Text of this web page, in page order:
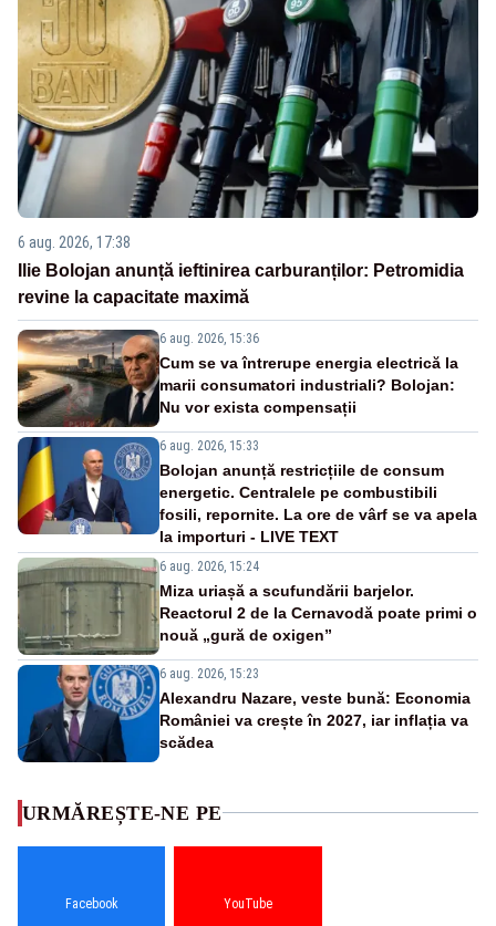
6 aug. 2026, 17:38
Ilie Bolojan anunță ieftinirea carburanților: Petromidia
revine la capacitate maximă
6 aug. 2026, 15:36
Cum se va întrerupe energia electrică la
marii consumatori industriali? Bolojan:
Nu vor exista compensații
6 aug. 2026, 15:33
Bolojan anunță restricțiile de consum
energetic. Centralele pe combustibili
fosili, repornite. La ore de vârf se va apela
la importuri - LIVE TEXT
6 aug. 2026, 15:24
Miza uriașă a scufundării barjelor.
Reactorul 2 de la Cernavodă poate primi o
nouă „gură de oxigen”
6 aug. 2026, 15:23
Alexandru Nazare, veste bună: Economia
României va crește în 2027, iar inflația va
scădea
URMĂREȘTE-NE PE
Facebook YouTube